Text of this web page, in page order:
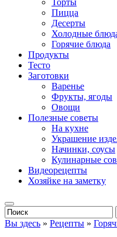
Торты
Пицца
Десерты
Холодные
Горячие блюда
Продукты
Тесто
Заготовки
Варенье
Фрукты, ягоды
Овощи
Полезные советы
На кухне
Украшение
Начинки, соусы
Кулинарные
Видеорецепты
Хозяйке на заметку
Вы здесь » Рецепты »